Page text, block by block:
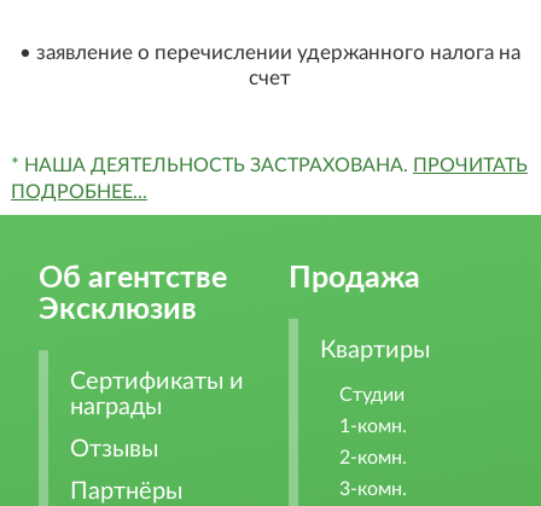
• заявление о перечислении удержанного налога на
счет
* НАША ДЕЯТЕЛЬНОСТЬ ЗАСТРАХОВАНА. ПРОЧИТАТЬ
ПОДРОБНЕЕ...
Об агентстве
Эксклюзив
Сертификаты и
награды
Отзывы
Партнёры
Продажа
Квартиры
Студии
1-комн.
2-комн.
3-комн.